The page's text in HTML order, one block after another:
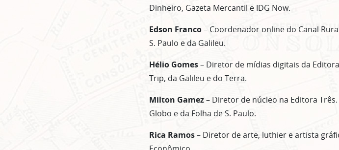
Dinheiro, Gazeta Mercantil e IDG Now.
Edson Franco– Coordenador online do Canal
S. Paulo e da Galileu.
Hélio Gomes– Diretor de mídias digitais da
Trip, da Galileu e do Terra.
Milton Gamez– Diretor de núcleo na Editora
Globo e da Folha de S. Paulo.
Rica Ramos– Diretor de arte, luthier e artista